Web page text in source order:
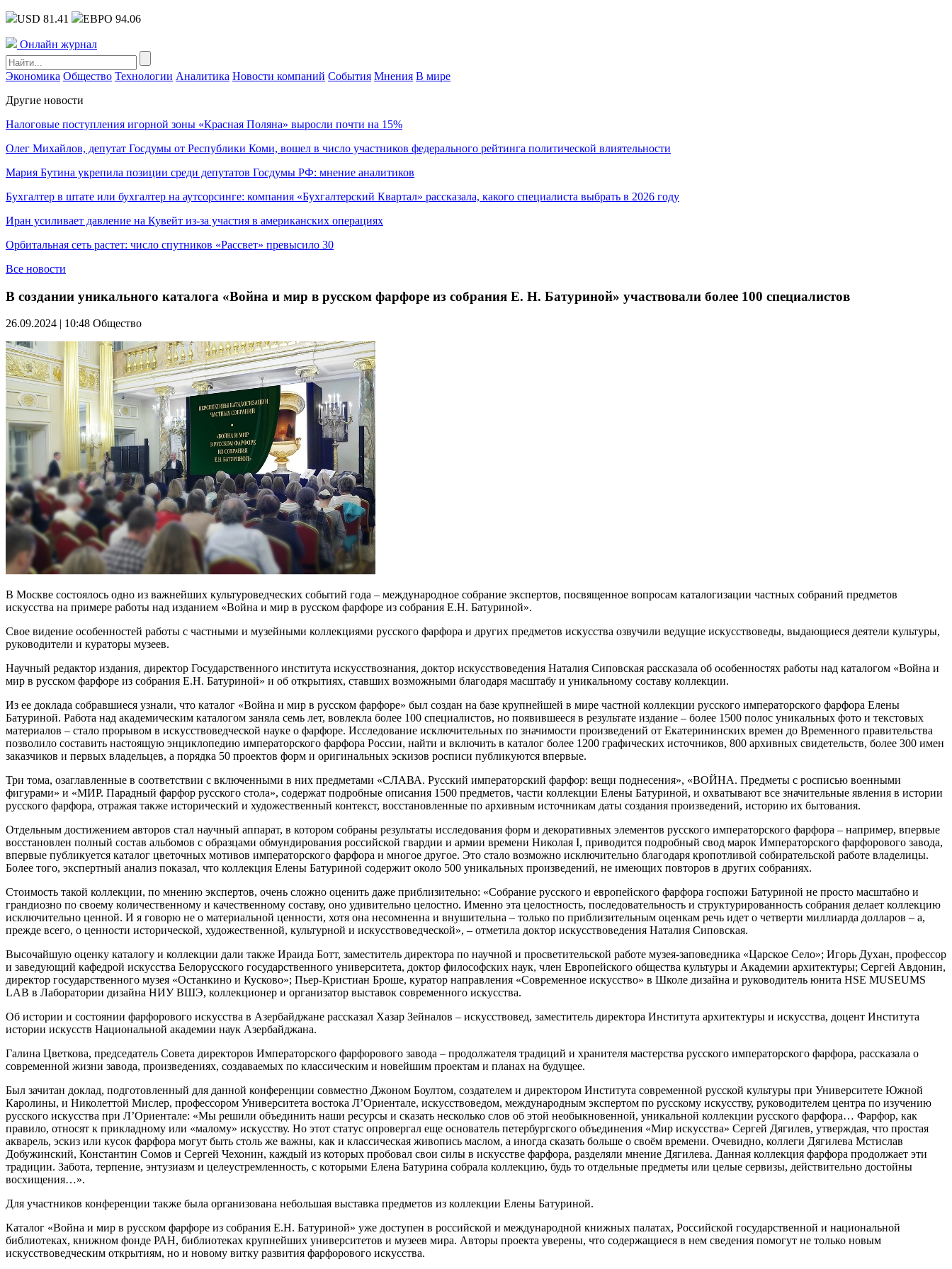
USD 81.41 ЕВРО 94.06
Онлайн журнал
Экономика Общество Технологии Аналитика Новости компаний События Мнения В мире
Другие новости
Налоговые поступления игорной зоны «Красная Поляна» выросли почти на 15%
Олег Михайлов, депутат Госдумы от Республики Коми, вошел в число участников федерального рейтинга политической влиятельности
Мария Бутина укрепила позиции среди депутатов Госдумы РФ: мнение аналитиков
Бухгалтер в штате или бухгалтер на аутсорсинге: компания «Бухгалтерский Квартал» рассказала, какого специалиста выбрать в 2026 году
Иран усиливает давление на Кувейт из-за участия в американских операциях
Орбитальная сеть растет: число спутников «Рассвет» превысило 30
Все новости
В создании уникального каталога «Война и мир в русском фарфоре из собрания Е. Н. Батуриной» участвовали более 100 специалистов
26.09.2024 | 10:48 Общество
В Москве состоялось одно из важнейших культуроведческих событий года – международное собрание экспертов, посвященное вопросам каталогизации частных собраний предметов
искусства на примере работы над изданием «Война и мир в русском фарфоре из собрания Е.Н. Батуриной».
Свое видение особенностей работы с частными и музейными коллекциями русского фарфора и других предметов искусства озвучили ведущие искусствоведы, выдающиеся деятели культуры,
руководители и кураторы музеев.
Научный редактор издания, директор Государственного института искусствознания, доктор искусствоведения Наталия Сиповская рассказала об особенностях работы над каталогом «Война и
мир в русском фарфоре из собрания Е.Н. Батуриной» и об открытиях, ставших возможными благодаря масштабу и уникальному составу коллекции.
Из ее доклада собравшиеся узнали, что каталог «Война и мир в русском фарфоре» был создан на базе крупнейшей в мире частной коллекции русского императорского фарфора Елены
Батуриной. Работа над академическим каталогом заняла семь лет, вовлекла более 100 специалистов, но появившееся в результате издание – более 1500 полос уникальных фото и текстовых
материалов – стало прорывом в искусствоведческой науке о фарфоре. Исследование исключительных по значимости произведений от Екатерининских времен до Временного правительства
позволило составить настоящую энциклопедию императорского фарфора России, найти и включить в каталог более 1200 графических источников, 800 архивных свидетельств, более 300 имен
заказчиков и первых владельцев, а порядка 50 проектов форм и оригинальных эскизов росписи публикуются впервые.
Три тома, озаглавленные в соответствии с включенными в них предметами «СЛАВА. Русский императорский фарфор: вещи поднесения», «ВОЙНА. Предметы с росписью военными
фигурами» и «МИР. Парадный фарфор русского стола», содержат подробные описания 1500 предметов, части коллекции Елены Батуриной, и охватывают все значительные явления в истории
русского фарфора, отражая также исторический и художественный контекст, восстановленные по архивным источникам даты создания произведений, историю их бытования.
Отдельным достижением авторов стал научный аппарат, в котором собраны результаты исследования форм и декоративных элементов русского императорского фарфора – например, впервые
восстановлен полный состав альбомов с образцами обмундирования российской гвардии и армии времени Николая I, приводится подробный свод марок Императорского фарфорового завода,
впервые публикуется каталог цветочных мотивов императорского фарфора и многое другое. Это стало возможно исключительно благодаря кропотливой собирательской работе владелицы.
Более того, экспертный анализ показал, что коллекция Елены Батуриной содержит около 500 уникальных произведений, не имеющих повторов в других собраниях.
Стоимость такой коллекции, по мнению экспертов, очень сложно оценить даже приблизительно: «Собрание русского и европейского фарфора госпожи Батуриной не просто масштабно и
грандиозно по своему количественному и качественному составу, оно удивительно целостно. Именно эта целостность, последовательность и структурированность собрания делает коллекцию
исключительно ценной. И я говорю не о материальной ценности, хотя она несомненна и внушительна – только по приблизительным оценкам речь идет о четверти миллиарда долларов – а,
прежде всего, о ценности исторической, художественной, культурной и искусствоведческой», – отметила доктор искусствоведения Наталия Сиповская.
Высочайшую оценку каталогу и коллекции дали также Ираида Ботт, заместитель директора по научной и просветительской работе музея-заповедника «Царское Село»; Игорь Духан, профессор
и заведующий кафедрой искусства Белорусского государственного университета, доктор философских наук, член Европейского общества культуры и Академии архитектуры; Сергей Авдонин,
директор государственного музея «Останкино и Кусково»; Пьер-Кристиан Броше, куратор направления «Современное искусство» в Школе дизайна и руководитель юнита HSE MUSEUMS
LAB в Лаборатории дизайна НИУ ВШЭ, коллекционер и организатор выставок современного искусства.
Об истории и состоянии фарфорового искусства в Азербайджане рассказал Хазар Зейналов – искусствовед, заместитель директора Института архитектуры и искусства, доцент Института
истории искусств Национальной академии наук Азербайджана.
Галина Цветкова, председатель Совета директоров Императорского фарфорового завода – продолжателя традиций и хранителя мастерства русского императорского фарфора, рассказала о
современной жизни завода, произведениях, создаваемых по классическим и новейшим проектам и планах на будущее.
Был зачитан доклад, подготовленный для данной конференции совместно Джоном Боултом, создателем и директором Института современной русской культуры при Университете Южной
Каролины, и Николеттой Мислер, профессором Университета востока Л’Ориентале, искусствоведом, международным экспертом по русскому искусству, руководителем центра по изучению
русского искусства при Л’Ориентале: «Мы решили объединить наши ресурсы и сказать несколько слов об этой необыкновенной, уникальной коллекции русского фарфора… Фарфор, как
правило, относят к прикладному или «малому» искусству. Но этот статус опровергал еще основатель петербургского объединения «Мир искусства» Сергей Дягилев, утверждая, что простая
акварель, эскиз или кусок фарфора могут быть столь же важны, как и классическая живопись маслом, а иногда сказать больше о своём времени. Очевидно, коллеги Дягилева Мстислав
Добужинский, Константин Сомов и Сергей Чехонин, каждый из которых пробовал свои силы в искусстве фарфора, разделяли мнение Дягилева. Данная коллекция фарфора продолжает эти
традиции. Забота, терпение, энтузиазм и целеустремленность, с которыми Елена Батурина собрала коллекцию, будь то отдельные предметы или целые сервизы, действительно достойны
восхищения…».
Для участников конференции также была организована небольшая выставка предметов из коллекции Елены Батуриной.
Каталог «Война и мир в русском фарфоре из собрания Е.Н. Батуриной» уже доступен в российской и международной книжных палатах, Российской государственной и национальной
библиотеках, книжном фонде РАН, библиотеках крупнейших университетов и музеев мира. Авторы проекта уверены, что содержащиеся в нем сведения помогут не только новым
искусствоведческим открытиям, но и новому витку развития фарфорового искусства.